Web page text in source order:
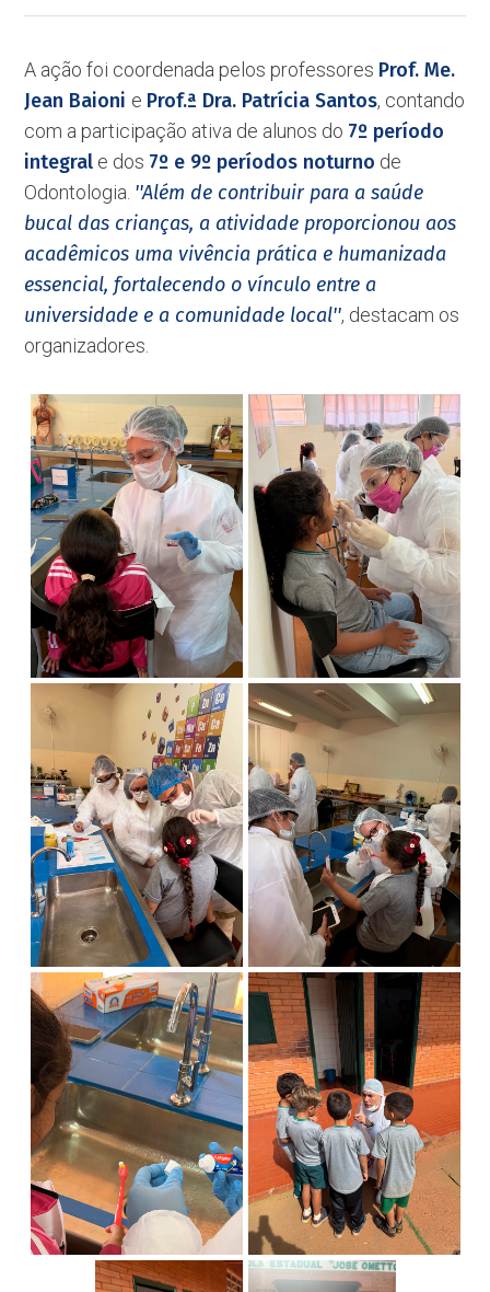
A ação foi coordenada pelos professores Prof. Me.
Jean Baioni e Prof.ª Dra. Patrícia Santos, contando
com a participação ativa de alunos do 7º período
integral e dos 7º e 9º períodos noturno de
Odontologia. ''Além de contribuir para a saúde
bucal das crianças, a atividade proporcionou aos
acadêmicos uma vivência prática e humanizada
essencial, fortalecendo o vínculo entre a
universidade e a comunidade local'', destacam os
organizadores.